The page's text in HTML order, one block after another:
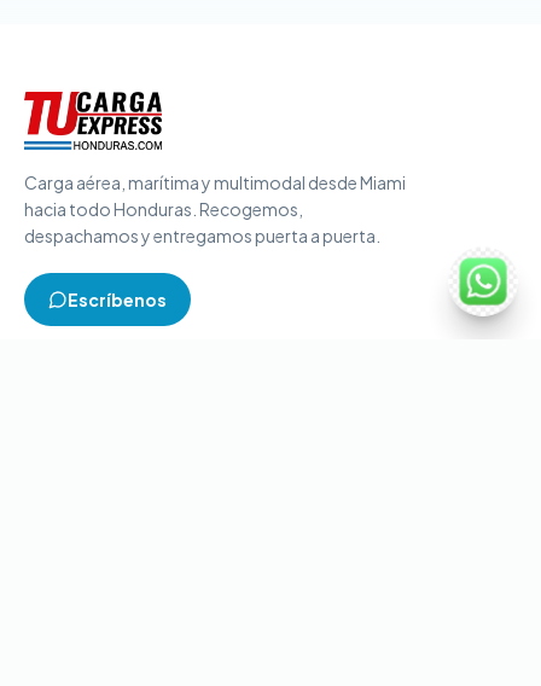
Carga aérea, marítima y multimodal desde Miami
hacia todo Honduras. Recogemos,
despachamos y entregamos puerta a puerta.
Escríbenos